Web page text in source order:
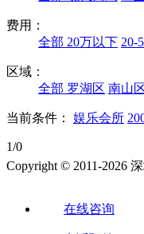
费用：
全部 20万以下 20-
区域：
全部 罗湖区 南山
当前条件： 娱乐会所
1/0
Copyright © 2011-2026
在线咨询